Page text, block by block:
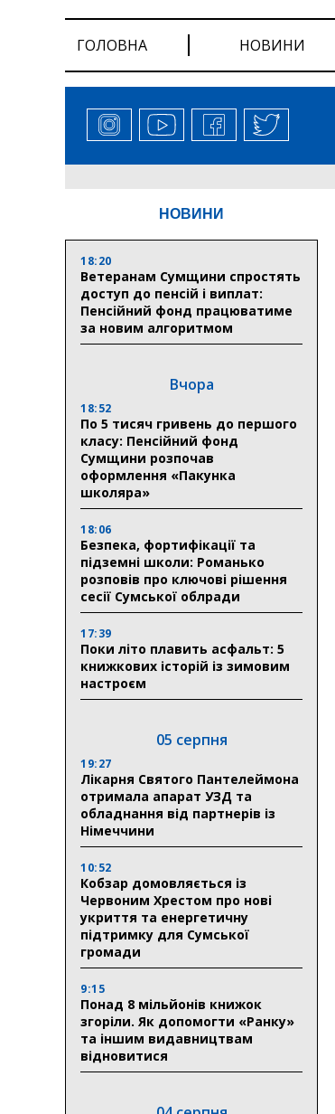
ГОЛОВНА НОВИНИ
НОВИНИ
18:20
Ветеранам Сумщини спростять
доступ до пенсій і виплат:
Пенсійний фонд працюватиме
за новим алгоритмом
Вчора
18:52
По 5 тисяч гривень до першого
класу: Пенсійний фонд
Сумщини розпочав
оформлення «Пакунка
школяра»
18:06
Безпека, фортифікації та
підземні школи: Романько
розповів про ключові рішення
сесії Сумської облради
17:39
Поки літо плавить асфальт: 5
книжкових історій із зимовим
настроєм
05 серпня
19:27
Лікарня Святого Пантелеймона
отримала апарат УЗД та
обладнання від партнерів із
Німеччини
10:52
Кобзар домовляється із
Червоним Хрестом про нові
укриття та енергетичну
підтримку для Сумської
громади
9:15
Понад 8 мільйонів книжок
згоріли. Як допомогти «Ранку»
та іншим видавництвам
відновитися